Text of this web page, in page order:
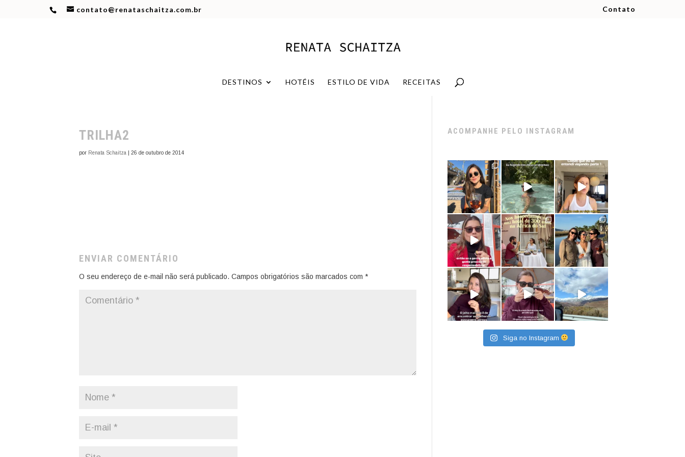
contato@renataschaitza.com.br Contato
DESTINOS HOTÉIS ESTILO DE VIDA RECEITAS
TRILHA2
por Renata Schaitza 26 de outubro de 2014
ENVIAR COMENTÁRIO
O seu endereço de e-mail não será publicado. Campos obrigatórios são marcados com *
ACOMPANHE PELO INSTAGRAM
Siga no Instagram